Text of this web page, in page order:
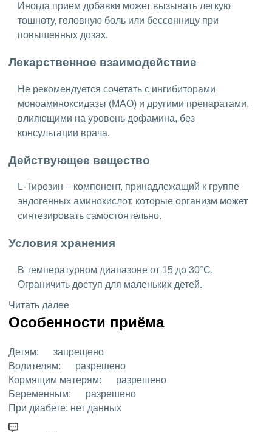
Иногда прием добавки может вызывать легкую
тошноту, головную боль или бессонницу при
повышенных дозах.
Лекарственное взаимодействие
Не рекомендуется сочетать с ингибиторами
моноаминоксидазы (МАО) и другими препаратами,
влияющими на уровень дофамина, без
консультации врача.
Действующее вещество
L-Тирозин – компонент, принадлежащий к группе
эндогенных аминокислот, которые организм может
синтезировать самостоятельно.
Условия хранения
В температурном диапазоне от 15 до 30°C.
Ограничить доступ для маленьких детей.
Читать далее
Особенности приёма
Детям:
запрещено
Водителям:
разрешено
Кормящим матерям:
разрешено
Беременным:
разрешено
При диабете: нет данных